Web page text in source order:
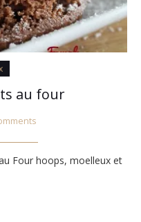
au four
Four hoops, moelleux et